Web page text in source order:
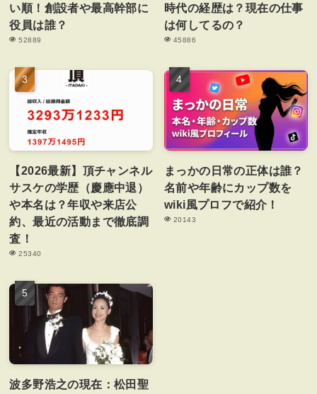
い順！創設者や最高幹部に
役員は誰？
52889
時代の経歴は？現在の仕事
は何してるの？
45886
【2026最新】頂チャンネル
サスケの学歴（慶應中退）
や本名は？年収や来店公
約、最近の活動まで徹底調
査！
25340
まっかの日常の正体は誰？
名前や年齢にカップ数を
wiki風プロフで紹介！
20143
波多野浩之の現在：松田聖